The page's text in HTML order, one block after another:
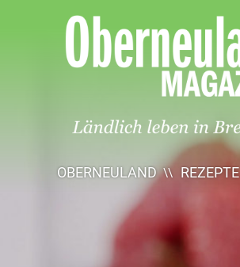
OBERNEULAND REZEPTE